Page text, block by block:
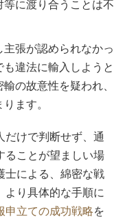
に渡り合うことは不
主張が認められなかっ
違法に輸入しようと
の故意性を疑われ、
ます。
だけで判断せず、通
ることが望ましい場
士による、綿密な戦
より具体的な手順に
申立ての成功戦略を